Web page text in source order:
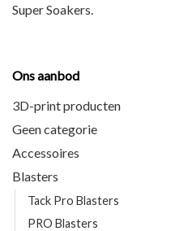
Super Soakers.
Ons aanbod
3D-print producten
Geen categorie
Accessoires
Blasters
Tack Pro Blasters
PRO Blasters